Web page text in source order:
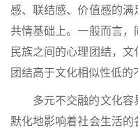
感、联结感、价值感的满
共情基础上。一般而言，
民族之间的心理团结，
团结高于文化相似性低的
多元不交融的文化容
默化地影响着社会生活